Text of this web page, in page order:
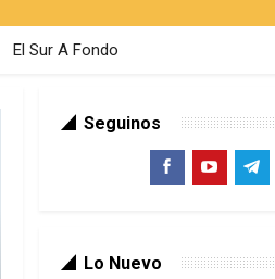
El Sur A Fondo
Seguinos
Lo Nuevo